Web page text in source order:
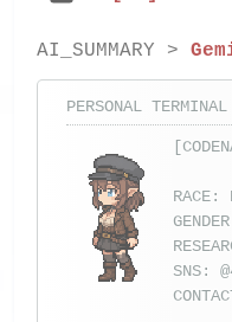
AI_SUMMARY >
PERSONAL TERMINAL
RACE:
SNS: